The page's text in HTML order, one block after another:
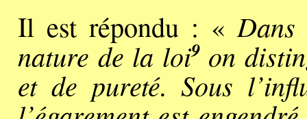
Il est répondu : «
nature de la loi9on
et de pureté. Sous